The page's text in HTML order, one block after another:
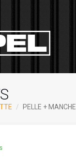
PELLE + MANCHE